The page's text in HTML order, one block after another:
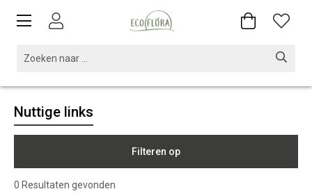
Nuttige links
Filteren op
0 Resultaten gevonden